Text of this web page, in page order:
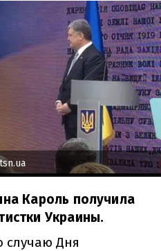
Кароль получила
Украины.
случаю Дня